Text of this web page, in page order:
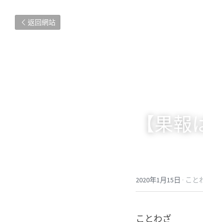
返回網站
【果
2020年1月15日 · こと
ことわざ